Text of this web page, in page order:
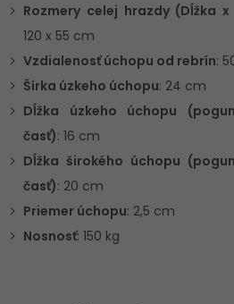
Rozmery celej hrazdy (Dĺžka x
120 x 55 cm
Vzdialenosť úchopu od rebrín:
Šírka úzkeho úchopu: 24 cm
Dĺžka úzkeho úchopu
časť): 16 cm
Dĺžka širokého úchopu
časť): 20 cm
Priemer úchopu: 2,5 cm
Nosnosť: 150 kg